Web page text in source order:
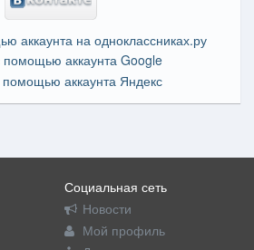
Социальная сеть
Новости
Мой профиль